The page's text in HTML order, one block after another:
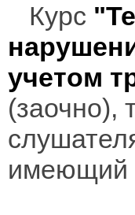
Курс
учетом
(заочно),
имеющий